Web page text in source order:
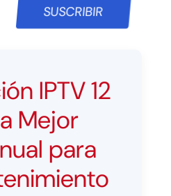
SUSCRIBIR
IPTV 12
Mejor
para